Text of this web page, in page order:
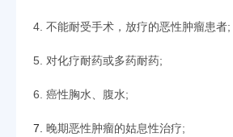
4. 不能耐受手术，放疗的恶性肿瘤患者;
5. 对化疗耐药或多药耐药;
6. 癌性胸水、腹水;
7. 晚期恶性肿瘤的姑息性治疗;